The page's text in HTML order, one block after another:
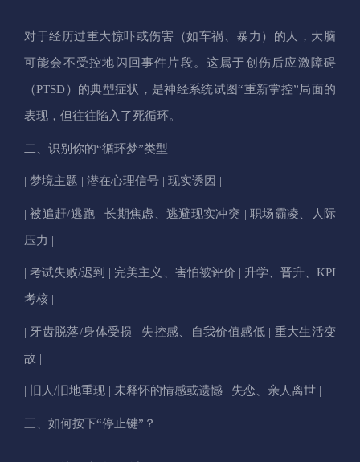
对于经历过重大惊吓或伤害（如车祸、暴力）的人，大脑
可能会不受控地闪回事件片段。这属于创伤后应激障碍
（PTSD）的典型症状，是神经系统试图“重新掌控”局面的
表现，但往往陷入了死循环。
二、识别你的“循环梦”类型
| 梦境主题 | 潜在心理信号 | 现实诱因 |
| 被追赶/逃跑 | 长期焦虑、逃避现实冲突 | 职场霸凌、人际
压力 |
| 考试失败/迟到 | 完美主义、害怕被评价 | 升学、晋升、KPI
考核 |
| 牙齿脱落/身体受损 | 失控感、自我价值感低 | 重大生活变
故 |
| 旧人/旧地重现 | 未释怀的情感或遗憾 | 失恋、亲人离世 |
三、如何按下“停止键”？